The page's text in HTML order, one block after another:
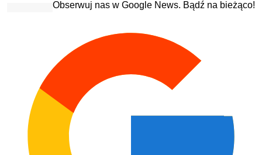
Obserwuj nas w Google News. Bądź na bieżąco!